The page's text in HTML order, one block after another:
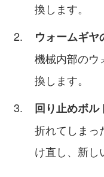
換します。
ウォームギヤ
機械内部のウ
換します。
回り止めボル
折れてしまっ
け直し、新し